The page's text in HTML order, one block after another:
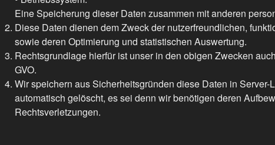
Eine Speicherung dieser Daten zusammen mit anderen
Diese Daten dienen dem Zweck der nutzerfreundlichen,
sowie deren Optimierung und statistischen Auswertung.
Rechtsgrundlage hierfür ist unser in den obigen Zwecken
GVO.
Wir speichern aus Sicherheitsgründen diese Daten in
automatisch gelöscht, es sei denn wir benötigen deren
Rechtsverletzungen.